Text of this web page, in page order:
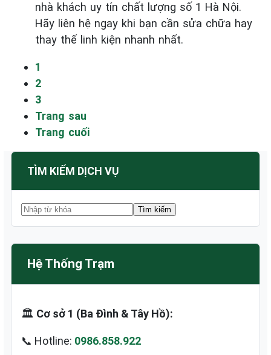
nhà khách uy tín chất lượng số 1 Hà Nội.
Hãy liên hệ ngay khi bạn cần sửa chữa hay
thay thế linh kiện nhanh nhất.
1
2
3
Trang sau
Trang cuối
TÌM KIẾM DỊCH VỤ
Hệ Thống Trạm
🏛️ Cơ sở 1 (Ba Đình & Tây Hồ):
📞 Hotline: 0986.858.922